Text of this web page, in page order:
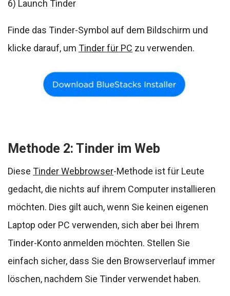
6) Launch Tinder
Finde das Tinder-Symbol auf dem Bildschirm und
klicke darauf, um Tinder für PC zu verwenden.
Methode 2: Tinder im Web
Diese Tinder Webbrowser-Methode ist für Leute
gedacht, die nichts auf ihrem Computer installieren
möchten. Dies gilt auch, wenn Sie keinen eigenen
Laptop oder PC verwenden, sich aber bei Ihrem
Tinder-Konto anmelden möchten. Stellen Sie
einfach sicher, dass Sie den Browserverlauf immer
löschen, nachdem Sie Tinder verwendet haben.